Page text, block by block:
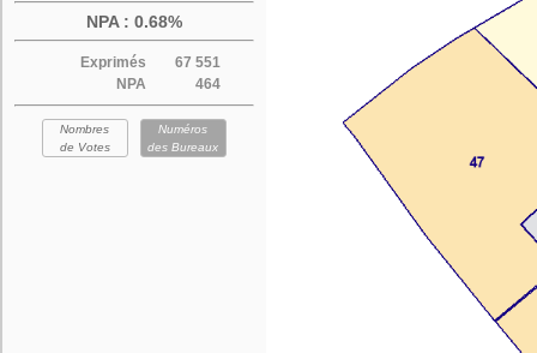
NPA : 0.68%
Exprimés
67 551
NPA
464
Nombres
de Votes
Numéros
des Bureaux